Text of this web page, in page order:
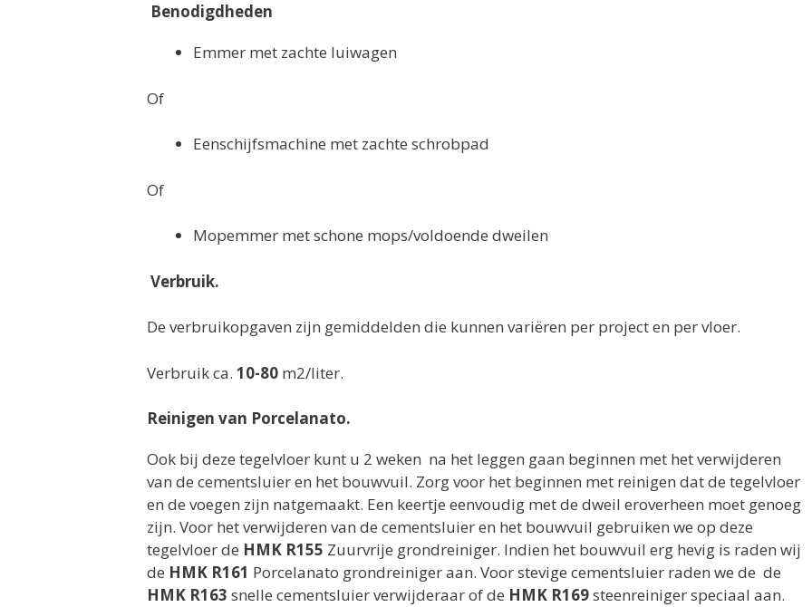
Benodigdheden
Emmer met zachte luiwagen
Of
Eenschijfsmachine met zachte schrobpad
Of
Mopemmer met schone mops/voldoende dweilen
Verbruik.
De verbruikopgaven zijn gemiddelden die kunnen variëren per project en per vloer.
Verbruik ca. 10-80 m2/liter.
Reinigen van Porcelanato.
Ook bij deze tegelvloer kunt u 2 weken na het leggen gaan beginnen met het verwijderen
van de cementsluier en het bouwvuil. Zorg voor het beginnen met reinigen dat de tegelvloer
en de voegen zijn natgemaakt. Een keertje eenvoudig met de dweil eroverheen moet genoeg
zijn. Voor het verwijderen van de cementsluier en het bouwvuil gebruiken we op deze
tegelvloer de HMK R155 Zuurvrije grondreiniger. Indien het bouwvuil erg hevig is raden wij
de HMK R161 Porcelanato grondreiniger aan. Voor stevige cementsluier raden we de de
HMK R163 snelle cementsluier verwijderaar of de HMK R169steenreiniger speciaal aan.